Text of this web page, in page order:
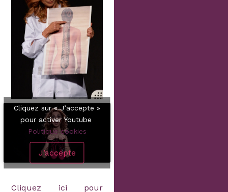
Cliquez sur « J’accepte »
pour activer Youtube
Politique cookies
J’accepte
Cliquez ici pour